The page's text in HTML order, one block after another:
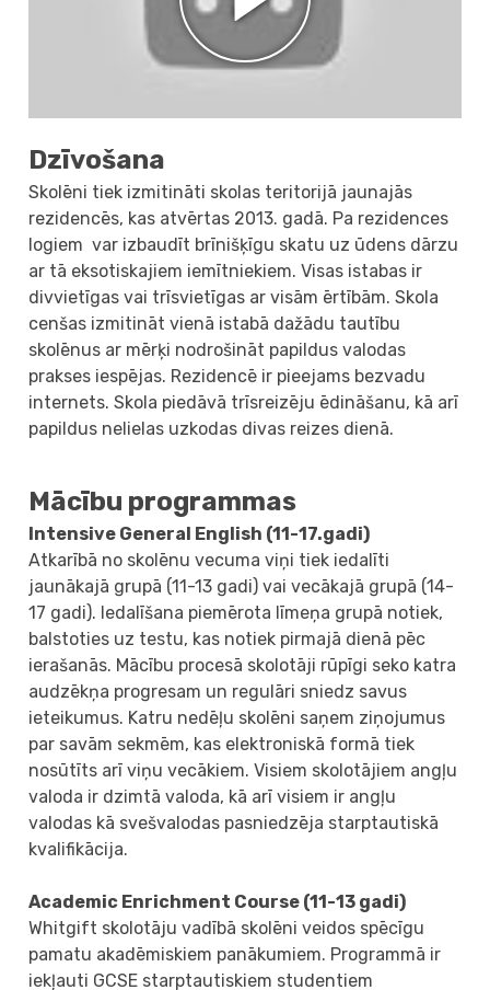
Dzīvošana
Skolēni tiek izmitināti skolas teritorijā jaunajās
rezidencēs, kas atvērtas 2013. gadā. Pa rezidences
logiem var izbaudīt brīnišķīgu skatu uz ūdens dārzu
ar tā eksotiskajiem iemītniekiem. Visas istabas ir
divvietīgas vai trīsvietīgas ar visām ērtībām. Skola
cenšas izmitināt vienā istabā dažādu tautību
skolēnus ar mērķi nodrošināt papildus valodas
prakses iespējas. Rezidencē ir pieejams bezvadu
internets. Skola piedāvā trīsreizēju ēdināšanu, kā arī
papildus nelielas uzkodas divas reizes dienā.
Mācību programmas
Intensive General English (11-17.gadi)
Atkarībā no skolēnu vecuma viņi tiek iedalīti
jaunākajā grupā (11-13 gadi) vai vecākajā grupā (14-
17 gadi). Iedalīšana piemērota līmeņa grupā notiek,
balstoties uz testu, kas notiek pirmajā dienā pēc
ierašanās. Mācību procesā skolotāji rūpīgi seko katra
audzēkņa progresam un regulāri sniedz savus
ieteikumus. Katru nedēļu skolēni saņem ziņojumus
par savām sekmēm, kas elektroniskā formā tiek
nosūtīts arī viņu vecākiem. Visiem skolotājiem angļu
valoda ir dzimtā valoda, kā arī visiem ir angļu
valodas kā svešvalodas pasniedzēja starptautiskā
kvalifikācija.
Academic Enrichment Course (11-13 gadi)
Whitgift skolotāju vadībā skolēni veidos spēcīgu
pamatu akadēmiskiem panākumiem. Programmā ir
iekļauti GCSE starptautiskiem studentiem